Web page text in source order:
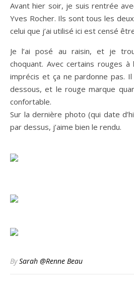
Avant hier soir, je suis rentrée
Yves Rocher. Ils sont tous les
celui que j’ai utilisé ici est censé
Je l’ai posé au raisin, et je
choquant. Avec certains rouges
imprécis et ça ne pardonne pas.
dessous, et le rouge marque
confortable.
Sur la dernière photo (qui date
par dessus, j’aime bien le rendu.
BySarah @Renne Beau